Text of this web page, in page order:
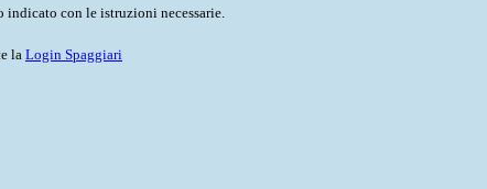
con le istruzioni necessarie.
la Login Spaggiari